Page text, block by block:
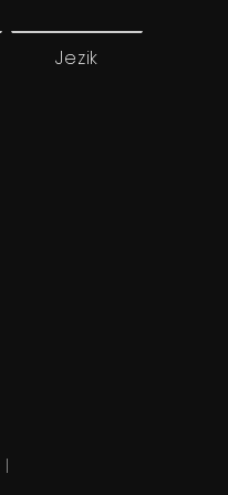
Jezik